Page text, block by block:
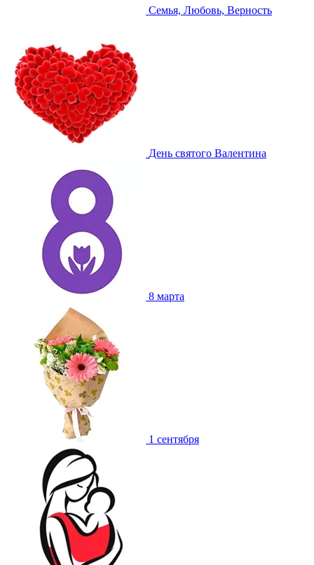
Семья, Любовь, Верность
День святого Валентина
8 марта
1 сентября